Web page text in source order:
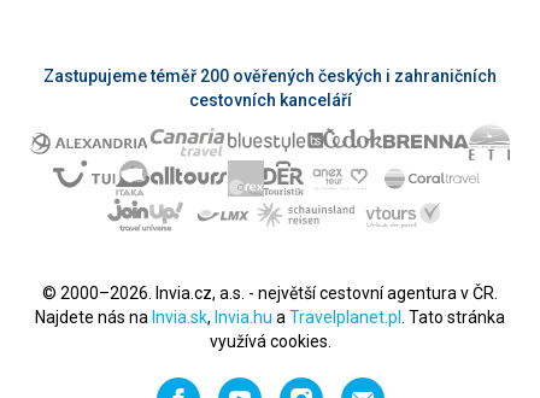
Zastupujeme téměř 200 ověřených českých i zahraničních
cestovních kanceláří
© 2000–2026. Invia.cz, a.s. - největší cestovní agentura v ČR.
Najdete nás na Invia.sk, Invia.hu a Travelplanet.pl
. Tato stránka
využívá cookies.